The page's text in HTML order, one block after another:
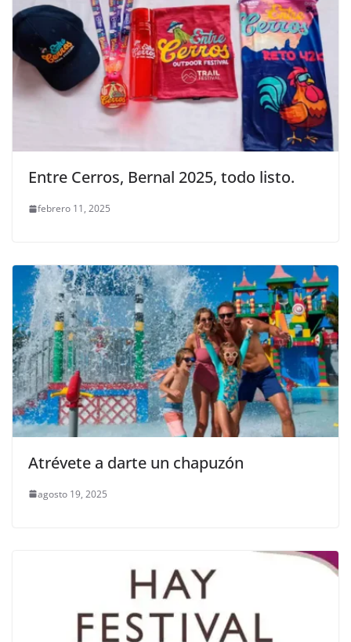
Entre Cerros, Bernal 2025, todo listo.
febrero 11, 2025
Atrévete a darte un chapuzón
agosto 19, 2025